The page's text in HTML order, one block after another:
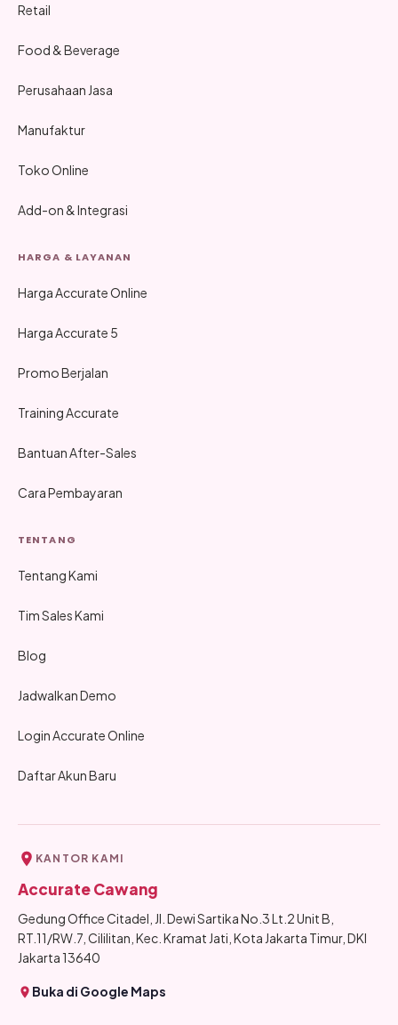
Retail
Food & Beverage
Perusahaan Jasa
Manufaktur
Toko Online
Add-on & Integrasi
HARGA & LAYANAN
Harga Accurate Online
Harga Accurate 5
Promo Berjalan
Training Accurate
Bantuan After-Sales
Cara Pembayaran
TENTANG
Tentang Kami
Tim Sales Kami
Blog
Jadwalkan Demo
Login Accurate Online
Daftar Akun Baru
KANTOR KAMI
Accurate Cawang
Gedung Office Citadel, Jl. Dewi Sartika No.3 Lt.2 Unit B,
RT.11/RW.7, Cililitan, Kec. Kramat Jati, Kota Jakarta Timur, DKI
Jakarta 13640
Buka di Google Maps